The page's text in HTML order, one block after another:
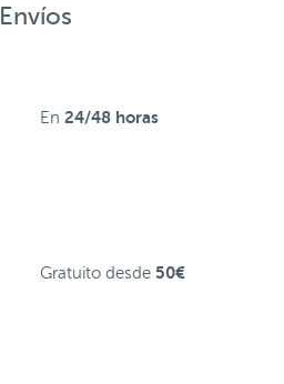
Envíos
En 24/48 horas
Gratuito desde 50€